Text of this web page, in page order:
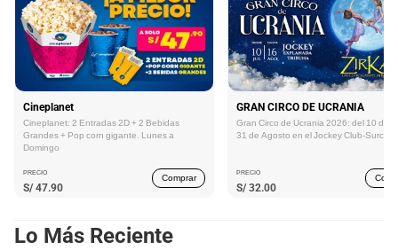
Cineplanet
Cineplanet: 2 Entradas 2D + 2 Bebidas
Grandes + Pop corn gigante. Lunes a
Domingo
PRECIO
S/ 47.90
Comprar
GRAN CIRCO DE UCRANIA
Gran Circo de Ucrania 2026: del 10 de
31 de Agosto en el Jockey Club-Surco
PRECIO
S/ 32.00
Lo Más Reciente